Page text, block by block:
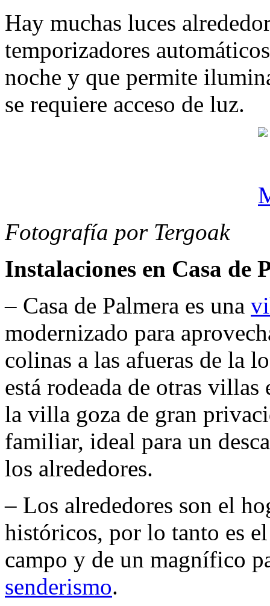
Hay muchas luces
temporizadores
noche y que permite
se requiere acceso de luz.
Fotografía por Tergoak
Instalaciones en Casa de
– Casa de Palmera es una
modernizado para
colinas a las afueras de la
está rodeada de otras
la villa goza de gran
familiar, ideal para un
los alrededores.
– Los alrededores son el
históricos, por lo tanto es
campo y de un magnífico
senderismo.